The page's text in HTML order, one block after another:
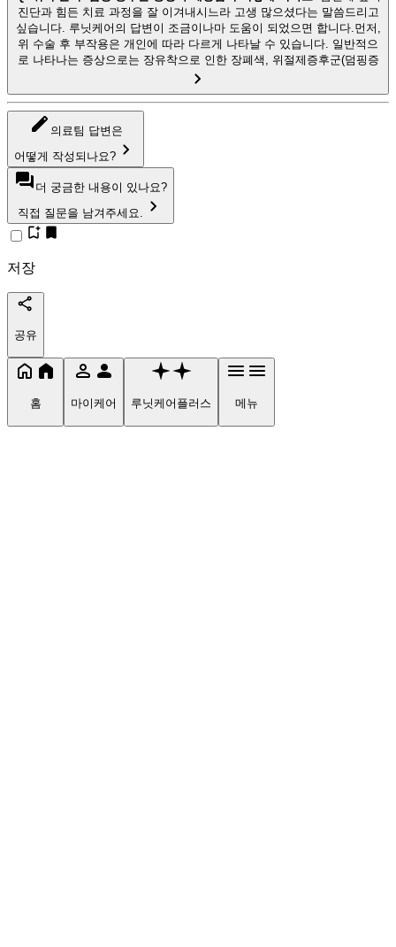
진단과 힘든 치료 과정을 잘 이겨내시느라 고생 많으셨다는 말씀드리고
싶습니다. 루닛케어의 답변이 조금이나마 도움이 되었으면 합니다.먼저,
위 수술 후 부작용은 개인에 따라 다르게 나타날 수 있습니다. 일반적으
로 나타나는 증상으로는 장유착으로 인한 장폐색, 위절제증후군(덤핑증
의료팀 답변은
어떻게 작성되나요?
더 궁금한 내용이 있나요?
직접 질문을 남겨주세요.
저장
공유
홈 마이케어 루닛케어플러스 메뉴